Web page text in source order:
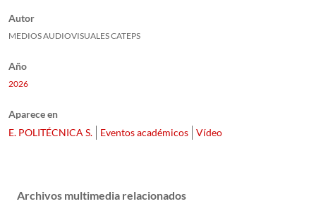
Autor
MEDIOS AUDIOVISUALES CATEPS
Año
2026
Aparece en
E. POLITÉCNICA S.
Eventos académicos Vídeo
Archivos multimedia relacionados